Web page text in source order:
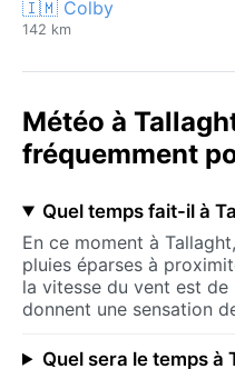
🇮🇲 Colby
142 km
Météo à
fréquemment
Quel temps fait-il à
En ce moment à
pluies éparses à
la vitesse du vent est
donnent une sensation
Quel sera le temps à